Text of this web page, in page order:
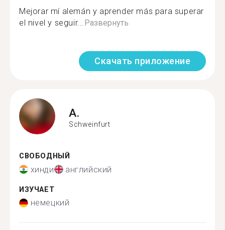
Mejorar mí alemán y aprender más para superar
el nivel y seguir...Развернуть
Скачать приложение
A.
Schweinfurt
СВОБОДНЫЙ
хинди английский
ИЗУЧАЕТ
немецкий